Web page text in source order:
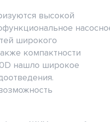
высокой
широкого
компактности
нашло широкое